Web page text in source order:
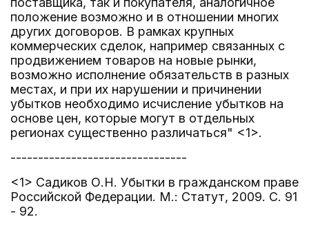
положение возможно и в отношении многих
других договоров. В рамках крупных
коммерческих сделок, например связанных с
продвижением товаров на новые рынки,
возможно исполнение обязательств в разных
местах, и при их нарушении и причинении
убытков необходимо исчисление убытков на
основе цен, которые могут в отдельных
регионах существенно различаться" <1>.
--------------------------------
<1> Садиков О.Н. Убытки в гражданском праве
Российской Федерации. М.: Статут, 2009. С. 91
- 92.